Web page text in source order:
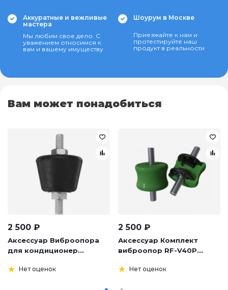
Аккуратные и вежливые
мастера
Мы любим свое дело. С
уважением относимся к
вам и вашему имуществу
Шоурум в Москве
Приезжайте к нам и
протестируйте наш
продукт в реальности
Вам может понадобиться
2 500 ₽
Аксессуар Виброопора
для кондиционер...
Нет оценок
2 500 ₽
Аксессуар Комплект
виброопор RF-V40P...
Нет оценок